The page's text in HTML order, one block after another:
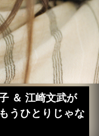
＆ 江崎文武が
うひとりじゃな